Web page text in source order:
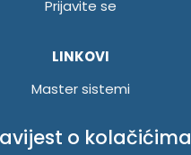
Prijavite se
LINKOVI
Master sistemi
Akcije
o kolačićima